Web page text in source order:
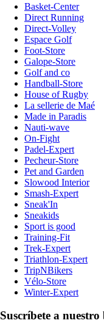
Basket-Center
Direct Running
Direct-Volley
Espace Golf
Foot-Store
Galope-Store
Golf and co
Handball-Store
House of Rugby
La sellerie de Maé
Made in Paradis
Nauti-wave
On-Fight
Padel-Expert
Pecheur-Store
Pet and Garden
Slowood Interior
Smash-Expert
Sneak'In
Sneakids
Sport is good
Training-Fit
Trek-Expert
Triathlon-Expert
TripNBikers
Vélo-Store
Winter-Expert
Suscríbete a